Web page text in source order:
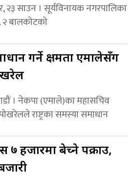
२३ साउन । सूर्यविनायक नगरपालिका
२ बालकोटको
गर्ने क्षमता एमालेसँग
। नेकपा (एमाले)का महासचिव
राष्ट्रका समस्या समाधान
७ हजारमा बेच्ने पक्राउ,